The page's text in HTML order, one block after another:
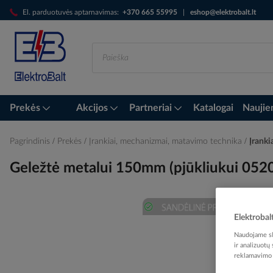
El. parduotuvės aptarnavimas: +370 665 55995 eshop@elektrobalt.lt
Skip
to
Content
Prekės Akcijos Partneriai Katalogai
Pagrindinis Prekės Įrankiai, mechanizmai, matavimo technika
Geležtė metalui 150mm (pjūkliukui
Naudojame
ir analizuotų
reklamavimo